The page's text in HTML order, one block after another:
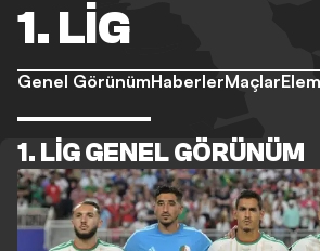
1. LIG
Genel GörünümHaberlerMaçlar
1. LIG GENEL GÖRÜNÜM